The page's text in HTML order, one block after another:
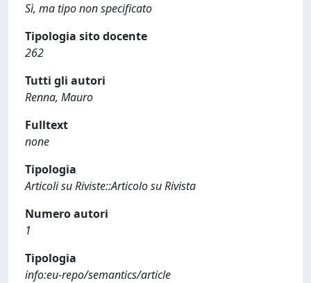
Sì, ma tipo non specificato
Tipologia sito docente
262
Tutti gli autori
Renna, Mauro
Fulltext
none
Tipologia
Articoli su Riviste::Articolo su Rivista
Numero autori
1
Tipologia
info:eu-repo/semantics/article